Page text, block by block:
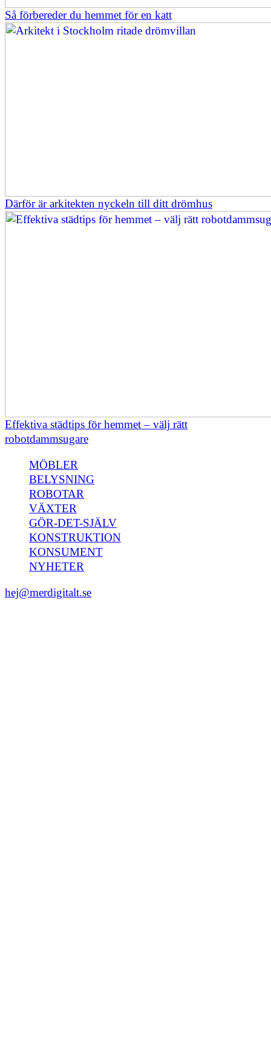
Så förbereder du hemmet för en katt
Därför är arkitekten nyckeln till ditt drömhus
Effektiva städtips för hemmet – välj rätt
robotdammsugare
MÖBLER
BELYSNING
ROBOTAR
VÄXTER
GÖR-DET-SJÄLV
KONSTRUKTION
KONSUMENT
NYHETER
hej@merdigitalt.se